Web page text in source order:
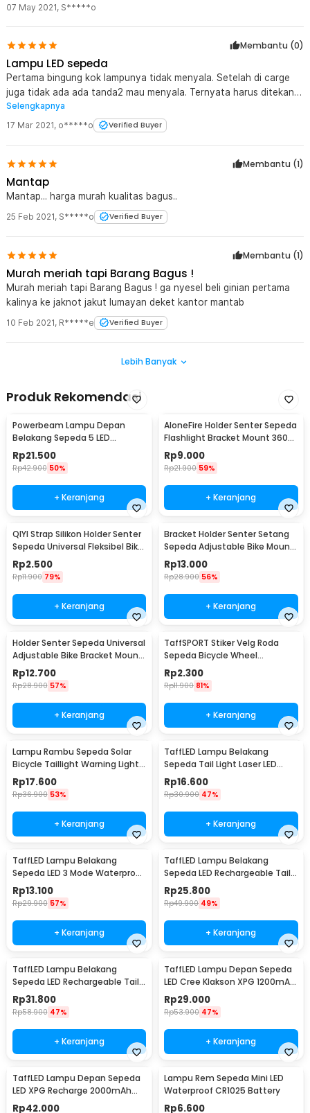
07 May 2021, S*****o
Membantu (0)
Lampu LED sepeda
Pertama bingung kok lampunya tidak menyala. Setelah di carge
juga tidak ada ada tanda2 mau menyala. Ternyata harus ditekan
lama supaya lampunya menyala. sejauh ini lampu ok mudah2
tahan lama.
Selengkapnya
17 Mar 2021, o*****o Verified Buyer
Membantu (1)
Mantap
Mantap... harga murah kualitas bagus..
25 Feb 2021, S*****o Verified Buyer
Membantu (1)
Murah meriah tapi Barang Bagus !
Murah meriah tapi Barang Bagus ! ga nyesel beli ginian pertama
kalinya ke jaknot jakut lumayan deket kantor mantab
10 Feb 2021, R*****e Verified Buyer
Lebih Banyak
Produk Rekomendasi
Powerbeam Lampu Depan
Belakang Sepeda 5 LED
Waterproof 2 Mode - HB-618
Rp21.500
Rp42.900 50%
+ Keranjang
AloneFire Holder Senter Sepeda
Flashlight Bracket Mount 360
Degree - AB-2961
Rp9.000
Rp21.900 59%
+ Keranjang
QIYI Strap Silikon Holder Senter
Sepeda Universal Fleksibel Bike
Mount - LC-9105
Rp2.500
Rp11.900 79%
+ Keranjang
Bracket Holder Senter Setang
Sepeda Adjustable Bike Mount
- AB-2967
Rp13.000
Rp28.900 56%
+ Keranjang
Holder Senter Sepeda Universal
Adjustable Bike Bracket Mount
- AB-2966
Rp12.700
Rp28.900 57%
+ Keranjang
TaffSPORT Stiker Velg Roda
Sepeda Bicycle Wheel
Reflective 8 Strip - A-0001
Rp2.300
Rp11.900 81%
+ Keranjang
Lampu Rambu Sepeda Solar
Bicycle Taillight Warning Light
Waterproof - 909
Rp17.600
Rp36.900 53%
+ Keranjang
TaffLED Lampu Belakang
Sepeda Tail Light Laser LED
Waterproof 1 PCS - DW-681
Rp16.600
Rp30.900 47%
+ Keranjang
TaffLED Lampu Belakang
Sepeda LED 3 Mode Waterproof
Baterai CR2032 - 558
Rp13.100
Rp29.900 57%
+ Keranjang
TaffLED Lampu Belakang
Sepeda LED Rechargeable Tail
Light 120 Lumens - AQY-096
Rp25.800
Rp49.900 49%
+ Keranjang
TaffLED Lampu Belakang
Sepeda LED Rechargeable Tail
Light 500mAh - RPL-2266
Rp31.800
Rp58.900 47%
+ Keranjang
TaffLED Lampu Depan Sepeda
LED Cree Klakson XPG 1200mAh
250 Lumens - 7588
Rp29.000
Rp53.900 47%
+ Keranjang
TaffLED Lampu Depan Sepeda
LED XPG Recharge 2000mAh
350 Lumens - HJ-047
Rp42.000
Lampu Rem Sepeda Mini LED
Waterproof CR1025 Battery
Rp6.600